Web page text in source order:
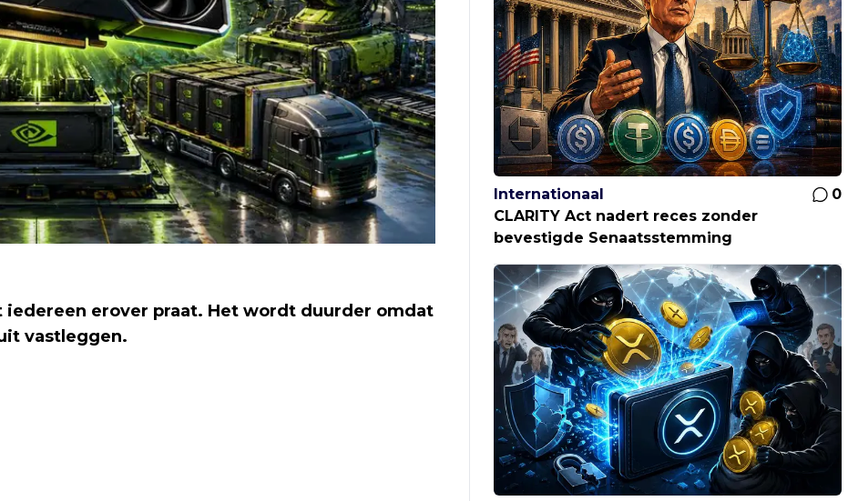
erover praat. Het wordt duurder omdat
vastleggen.
Internationaal
0
CLARITY Act nadert reces zonder
bevestigde Senaatsstemming